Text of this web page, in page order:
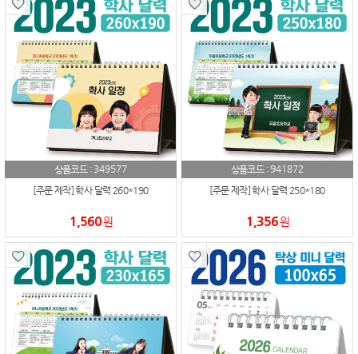
상품코드 : 349577
[주문 제작] 학사 달력 260*190
1,560원
상품코드 :941872
[주문 제작] 학사 달력 250*180
1,356원